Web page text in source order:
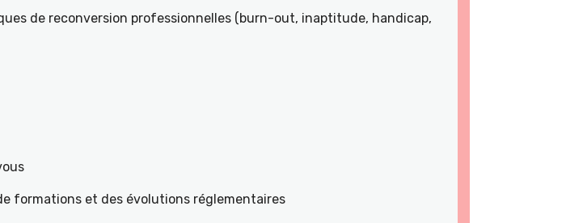
de reconversion professionnelles (burn-out, inaptitude, handicap,
formations et des évolutions réglementaires